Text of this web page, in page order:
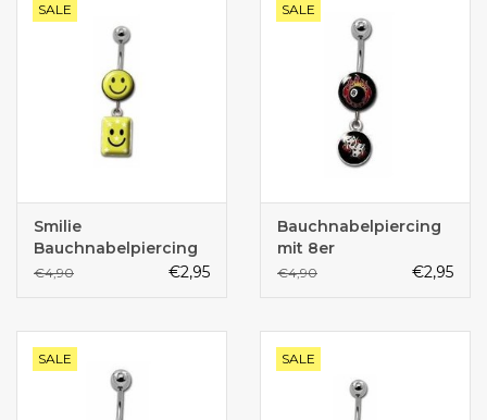
SALE
Smilie
Bauchnabelpiercing
€4,90 €2,95
SALE
Bauchnabelpiercing
mit 8er
€4,90 €2,95
SALE SALE